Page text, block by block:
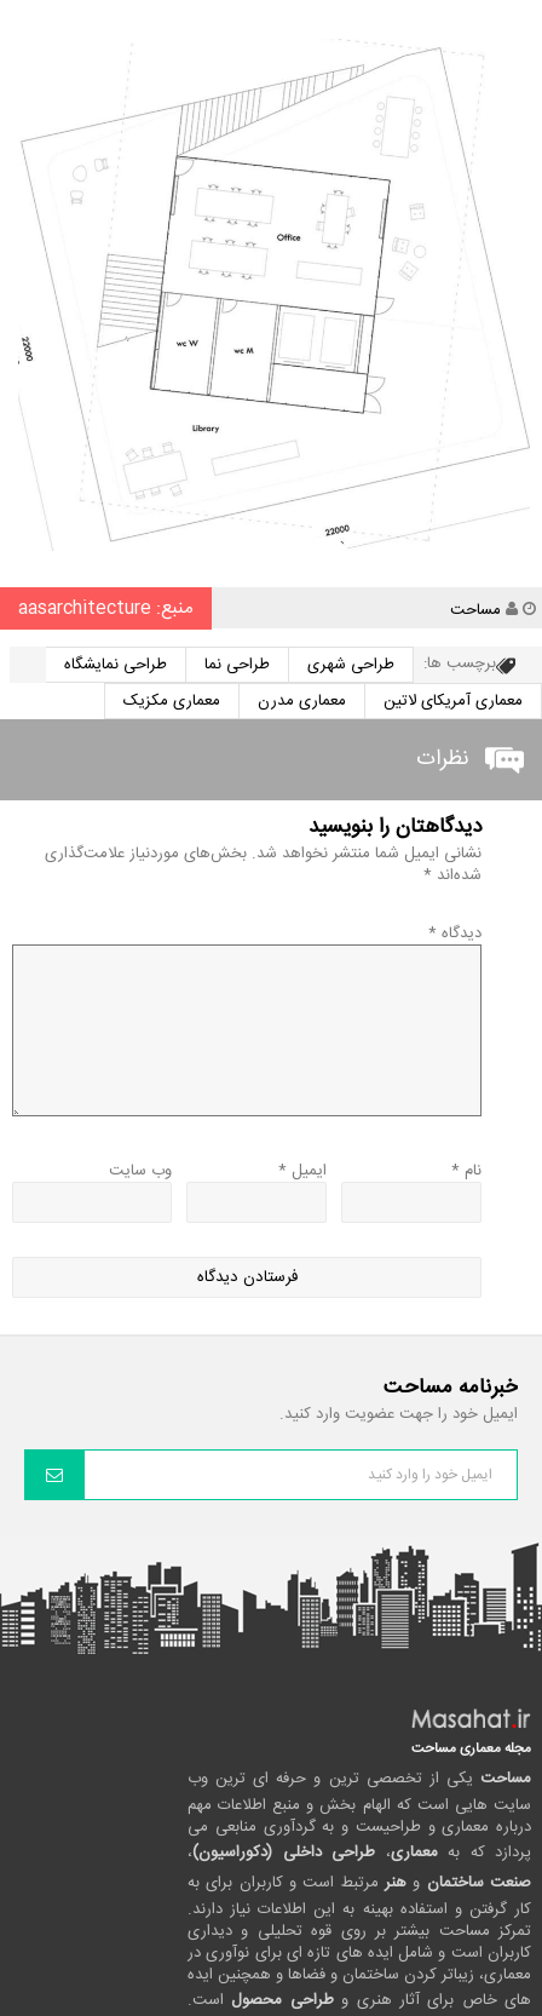
نویسنده
مساحت منبع: aasarchitecture
برچسب ها: طراحی شهری طراحی نما
طراحی نمایشگاه
معماری آمریکای لاتین
معماری مدرن معماری مکزیک
نظرات
دیدگاهتان را بنویسید
نشانی ایمیل شما منتشر نخواهد شد. بخش‌های موردنیاز علامت‌گذاری
شده‌اند *
دیدگاه *
نام * ایمیل * وب‌ سایت
خبرنامه مساحت
ایمیل خود را جهت عضویت وارد کنید.
مجله معماری مساحت
مساحت یکی از تخصصی ترین و حرفه ای ترین وب
سایت هایی است که الهام بخش و منبع اطلاعات مهم
درباره معماری و طراحیست و به گردآوری منابعی می
پردازد که بهمعماری، طراحی داخلی (دکوراسیون)،
صنعت ساختمان و هنرمرتبط است و کاربران برای به
کار گرفتن و استفاده بهینه به این اطلاعات نیاز دارند.
تمرکز مساحت بیشتر بر روی قوه تحلیلی و دیداری
کاربران است و شامل ایده های تازه ای برای نوآوری در
معماری، زیباتر کردن ساختمان و فضاها و همچنین ایده
های خاص برای آثار هنری وطراحی محصول است.